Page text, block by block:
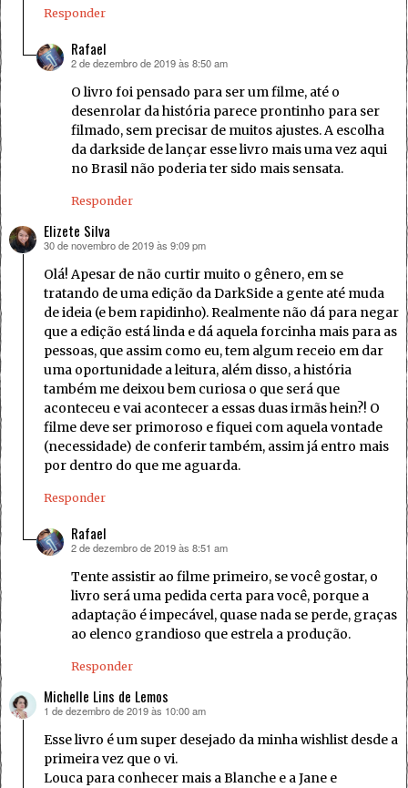
Responder
Rafael
disse:
2 de dezembro de 2019 às 8:50 am
O livro foi pensado para ser um filme, até o
desenrolar da história parece prontinho para ser
filmado, sem precisar de muitos ajustes. A escolha
da darkside de lançar esse livro mais uma vez aqui
no Brasil não poderia ter sido mais sensata.
Responder
Elizete Silva
disse:
30 de novembro de 2019 às 9:09 pm
Olá! Apesar de não curtir muito o gênero, em se
tratando de uma edição da DarkSide a gente até muda
de ideia (e bem rapidinho). Realmente não dá para negar
que a edição está linda e dá aquela forcinha mais para as
pessoas, que assim como eu, tem algum receio em dar
uma oportunidade a leitura, além disso, a história
também me deixou bem curiosa o que será que
aconteceu e vai acontecer a essas duas irmãs hein?! O
filme deve ser primoroso e fiquei com aquela vontade
(necessidade) de conferir também, assim já entro mais
por dentro do que me aguarda.
Responder
Rafael
disse:
2 de dezembro de 2019 às 8:51 am
Tente assistir ao filme primeiro, se você gostar, o
livro será uma pedida certa para você, porque a
adaptação é impecável, quase nada se perde, graças
ao elenco grandioso que estrela a produção.
Responder
Michelle Lins de Lemos
disse:
1 de dezembro de 2019 às 10:00 am
Esse livro é um super desejado da minha wishlist desde a
primeira vez que o vi.
Louca para conhecer mais a Blanche e a Jane e